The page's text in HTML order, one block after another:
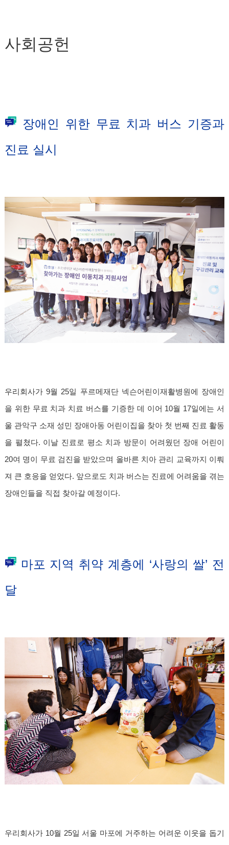
사회공헌
장애인 위한 무료 치과 버스 기증과
진료 실시
우리회사가 9월 25일 푸르메재단 넥슨어린이재활병원에 장애인
을 위한 무료 치과 치료 버스를 기증한 데 이어 10월 17일에는 서
울 관악구 소재 성민 장애아동 어린이집을 찾아 첫 번째 진료 활동
을 펼쳤다. 이날 진료로 평소 치과 방문이 어려웠던 장애 어린이
20여 명이 무료 검진을 받았으며 올바른 치아 관리 교육까지 이뤄
져 큰 호응을 얻었다. 앞으로도 치과 버스는 진료에 어려움을 겪는
장애인들을 직접 찾아갈 예정이다.
마포 지역 취약 계층에 ‘사랑의 쌀’ 전
달
우리회사가 10월 25일 서울 마포에 거주하는 어려운 이웃을 돕기